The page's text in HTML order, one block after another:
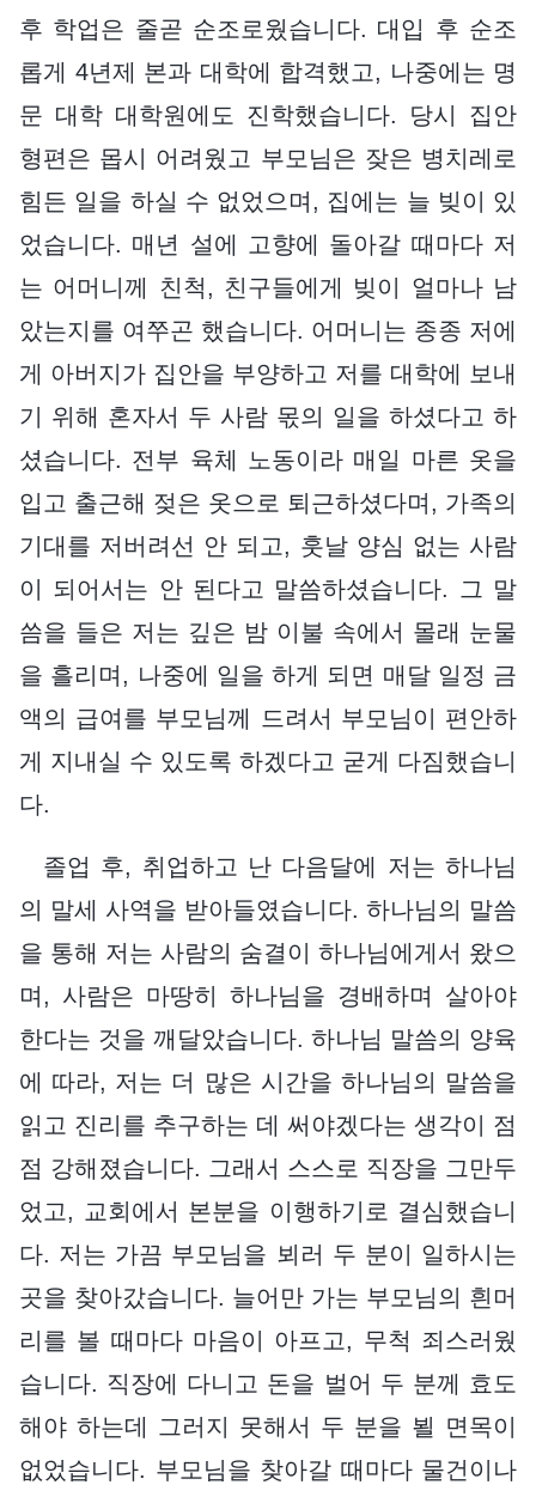
후 학업은 줄곧 순조로웠습니다. 대입 후 순조
롭게 4년제 본과 대학에 합격했고, 나중에는 명
문 대학 대학원에도 진학했습니다. 당시 집안
형편은 몹시 어려웠고 부모님은 잦은 병치레로
힘든 일을 하실 수 없었으며, 집에는 늘 빚이 있
었습니다. 매년 설에 고향에 돌아갈 때마다 저
는 어머니께 친척, 친구들에게 빚이 얼마나 남
았는지를 여쭈곤 했습니다. 어머니는 종종 저에
게 아버지가 집안을 부양하고 저를 대학에 보내
기 위해 혼자서 두 사람 몫의 일을 하셨다고 하
셨습니다. 전부 육체 노동이라 매일 마른 옷을
입고 출근해 젖은 옷으로 퇴근하셨다며, 가족의
기대를 저버려선 안 되고, 훗날 양심 없는 사람
이 되어서는 안 된다고 말씀하셨습니다. 그 말
씀을 들은 저는 깊은 밤 이불 속에서 몰래 눈물
을 흘리며, 나중에 일을 하게 되면 매달 일정 금
액의 급여를 부모님께 드려서 부모님이 편안하
게 지내실 수 있도록 하겠다고 굳게 다짐했습니
다.
졸업 후, 취업하고 난 다음달에 저는 하나님
의 말세 사역을 받아들였습니다. 하나님의 말씀
을 통해 저는 사람의 숨결이 하나님에게서 왔으
며, 사람은 마땅히 하나님을 경배하며 살아야
한다는 것을 깨달았습니다. 하나님 말씀의 양육
에 따라, 저는 더 많은 시간을 하나님의 말씀을
읽고 진리를 추구하는 데 써야겠다는 생각이 점
점 강해졌습니다. 그래서 스스로 직장을 그만두
었고, 교회에서 본분을 이행하기로 결심했습니
다. 저는 가끔 부모님을 뵈러 두 분이 일하시는
곳을 찾아갔습니다. 늘어만 가는 부모님의 흰머
리를 볼 때마다 마음이 아프고, 무척 죄스러웠
습니다. 직장에 다니고 돈을 벌어 두 분께 효도
해야 하는데 그러지 못해서 두 분을 뵐 면목이
없었습니다. 부모님을 찾아갈 때마다 물건이나